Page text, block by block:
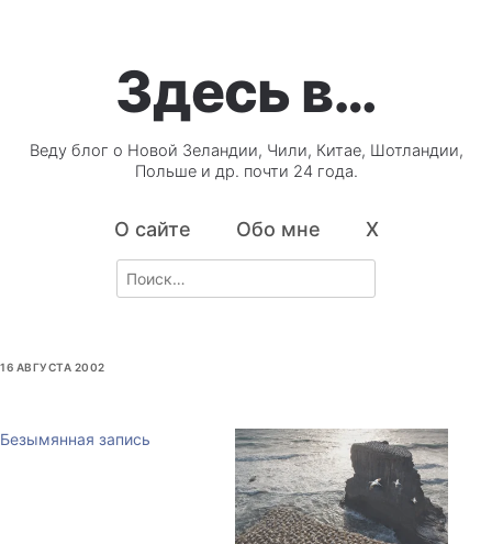
Здесь в…
Веду блог о Новой Зеландии, Чили, Китае, Шотландии,
Польше и др. почти 24 года.
О сайте Обо мне X
Search
for:
16 АВГУСТА 2002
Безымянная запись